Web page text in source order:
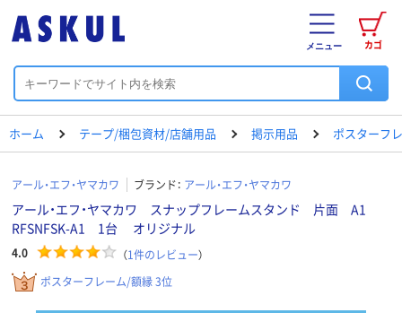
カゴ
メニュー
ホーム テープ/梱包資材/店舗用品 掲示用品 ポスターフ
アール・エフ・ヤマカワ ブランド： アール・エフ・ヤマカワ
アール・エフ・ヤマカワ スナップフレームスタンド 片面 A1
RFSNFSK-A1 1台 オリジナル
4.0 （1件のレビュー）
ポスターフレーム/額縁 3位